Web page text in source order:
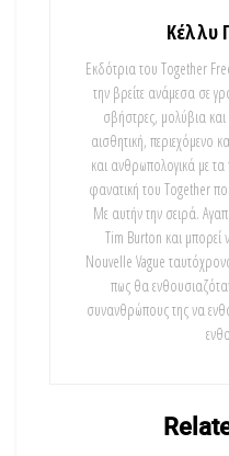
Κέλλυ
Εκδότρια του Together
την βρείτε ανάμεσα σε
σβήστρες, μολύβια και
αισθητική, περιεχόμενο
και ανθρωπολογικά με τα
φανατική του Τοgether
Με αυτήν την σειρά.
Tim Burton και μπορεί
Nouvelle Vague
πως θα
συνανθρώπους της να